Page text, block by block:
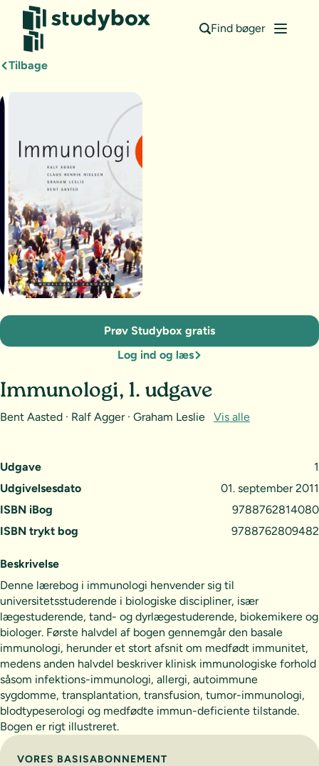
Find bøger
Tilbage
Udgave
1
Udgivelsesdato
01. september 2011
ISBN iBog
9788762814080
ISBN trykt bog
9788762809482
Immunologi, 1. udgave
Bent Aasted · Ralf Agger · Graham Leslie Vis alle
Prøv Studybox gratis
Log ind og læs
Beskrivelse
Denne lærebog i immunologi henvender sig til
universitetsstuderende i biologiske discipliner, især
lægestuderende, tand- og dyrlægestuderende, biokemikere og
biologer. Første halvdel af bogen gennemgår den basale
immunologi, herunder et stort afsnit om medfødt immunitet,
medens anden halvdel beskriver klinisk immunologiske forhold
såsom infektions-immunologi, allergi, autoimmune
sygdomme, transplantation, transfusion, tumor-immunologi,
blodtypeserologi og medfødte immun-deficiente tilstande.
Bogen er rigt illustreret.
Vælg abonnement
VORES BASISABONNEMENT